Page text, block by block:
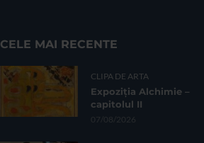
CELE MAI RECENTE
CLIPA DE ARTA
Expoziția Alchimie –
capitolul II
07/08/2026